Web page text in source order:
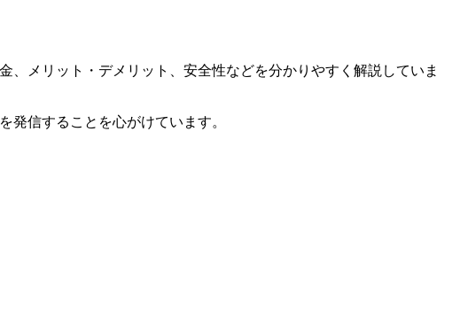
メリット・デメリット、安全性などを分かりやすく解説していま
発信することを心がけています。